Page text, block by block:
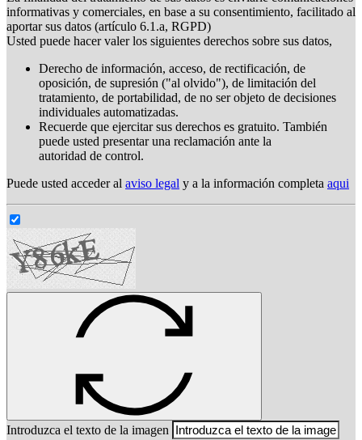
informativas y comerciales, en base a su consentimiento, facilitado al
aportar sus datos (artículo 6.1.a, RGPD)
Usted puede hacer valer los siguientes derechos sobre sus datos,
Derecho de información, acceso, de rectificación, de
oposición, de supresión ("al olvido"), de limitación del
tratamiento, de portabilidad, de no ser objeto de decisiones
individuales automatizadas.
Recuerde que ejercitar sus derechos es gratuito. También
puede usted presentar una reclamación ante la
autoridad de control.
Puede usted acceder al aviso legal y a la información completa aqui
Introduzca el texto de la imagen